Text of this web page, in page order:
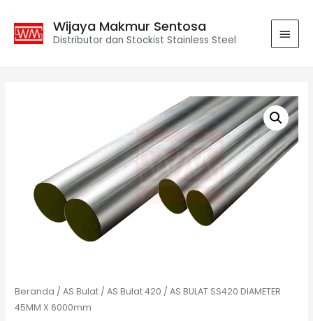
Wijaya Makmur Sentosa
Distributor dan Stockist Stainless Steel
Beranda /AS Bulat /AS Bulat 420 / AS BULAT SS420 DIAMETER
45MM X 6000mm